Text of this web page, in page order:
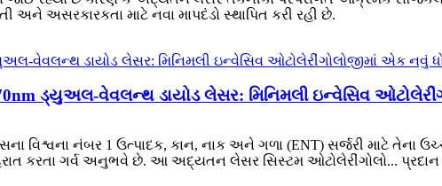
અસરકારકતા માટે નવા માપદંડો સ્થાપિત કરી રહી છે.
ડ્યુઅલ-વેવલન્થ ડાયોડ લેસર: મિનિમલી ઇન્વેસિવ
નંબર 1 ઉત્પાદક, કાન, નાક અને ગળા (ENT) સર્જરી માટે તેના
કરતા ગર્વ અનુભવે છે. આ અદ્યતન લેસર સિસ્ટમ ઓટોલેરીંગોલો... પ્રદાન